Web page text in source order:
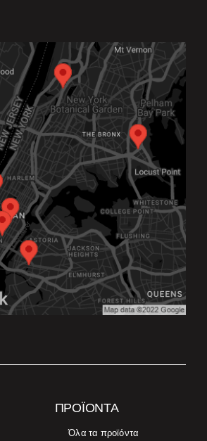
ΠΡΟΪΌΝΤΑ
Όλα τα προϊόντα